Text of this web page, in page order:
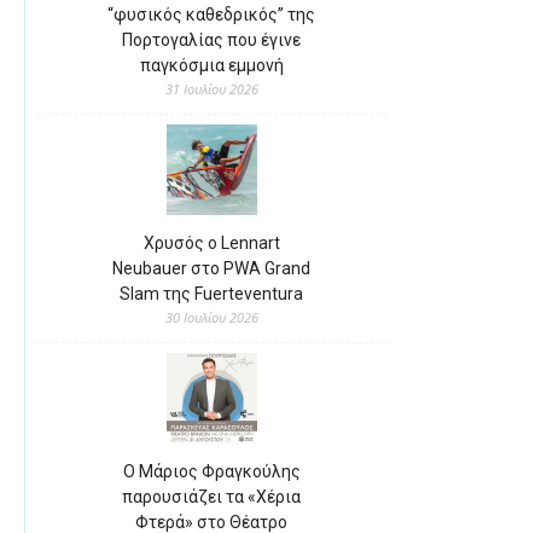
“φυσικός καθεδρικός” της
Πορτογαλίας που έγινε
παγκόσμια εμμονή
31 Ιουλίου 2026
Χρυσός ο Lennart
Neubauer στο PWA Grand
Slam της Fuerteventura
30 Ιουλίου 2026
Ο Μάριος Φραγκούλης
παρουσιάζει τα «Χέρια
Φτερά» στο Θέατρο